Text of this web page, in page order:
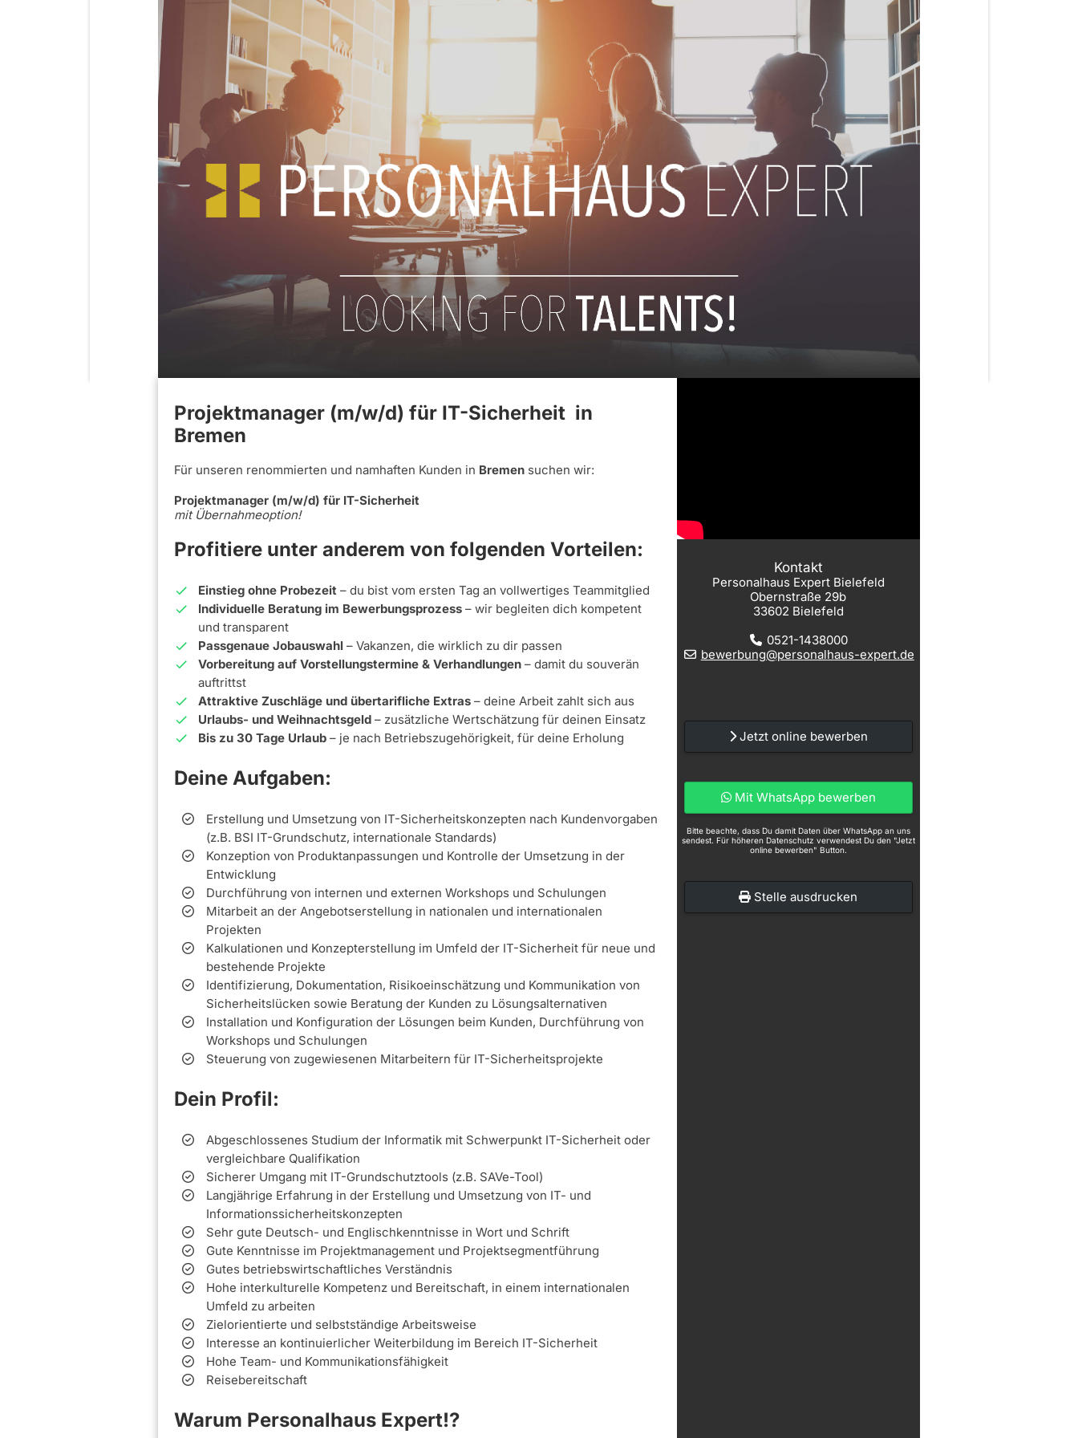
Projektmanager (m/w/d) für IT-Sicherheit in
Bremen
Für unseren renommierten und namhaften Kunden in Bremen suchen wir:
Projektmanager (m/w/d) für IT-Sicherheit
mit Übernahmeoption!
Profitiere unter anderem von folgenden Vorteilen:
Einstieg ohne Probezeit – du bist vom ersten Tag an vollwertiges Teammitglied
Individuelle Beratung im Bewerbungsprozess – wir begleiten dich kompetent
und transparent
Passgenaue Jobauswahl – Vakanzen, die wirklich zu dir passen
Vorbereitung auf Vorstellungstermine & Verhandlungen – damit du souverän
auftrittst
Attraktive Zuschläge und übertarifliche Extras – deine Arbeit zahlt sich aus
Urlaubs- und Weihnachtsgeld – zusätzliche Wertschätzung für deinen Einsatz
Bis zu 30 Tage Urlaub – je nach Betriebszugehörigkeit, für deine Erholung
Deine Aufgaben:
Erstellung und Umsetzung von IT-Sicherheitskonzepten nach Kundenvorgaben
(z.B. BSI IT-Grundschutz, internationale Standards)
Konzeption von Produktanpassungen und Kontrolle der Umsetzung in der
Entwicklung
Durchführung von internen und externen Workshops und Schulungen
Mitarbeit an der Angebotserstellung in nationalen und internationalen
Projekten
Kalkulationen und Konzepterstellung im Umfeld der IT-Sicherheit für neue und
bestehende Projekte
Identifizierung, Dokumentation, Risikoeinschätzung und Kommunikation von
Sicherheitslücken sowie Beratung der Kunden zu Lösungsalternativen
Installation und Konfiguration der Lösungen beim Kunden, Durchführung von
Workshops und Schulungen
Steuerung von zugewiesenen Mitarbeitern für IT-Sicherheitsprojekte
Dein Profil:
Abgeschlossenes Studium der Informatik mit Schwerpunkt IT-Sicherheit oder
vergleichbare Qualifikation
Sicherer Umgang mit IT-Grundschutztools (z.B. SAVe-Tool)
Langjährige Erfahrung in der Erstellung und Umsetzung von IT- und
Informationssicherheitskonzepten
Sehr gute Deutsch- und Englischkenntnisse in Wort und Schrift
Gute Kenntnisse im Projektmanagement und Projektsegmentführung
Gutes betriebswirtschaftliches Verständnis
Hohe interkulturelle Kompetenz und Bereitschaft, in einem internationalen
Umfeld zu arbeiten
Zielorientierte und selbstständige Arbeitsweise
Interesse an kontinuierlicher Weiterbildung im Bereich IT-Sicherheit
Hohe Team- und Kommunikationsfähigkeit
Reisebereitschaft
Warum Personalhaus Expert!?
Kontakt
Personalhaus Expert Bielefeld
Obernstraße 29b
33602 Bielefeld
0521-1438000
bewerbung@personalhaus-expert.de
Jetzt online bewerben
Mit WhatsApp bewerben
Bitte beachte, dass Du damit Daten über WhatsApp an uns
sendest. Für höheren Datenschutz verwendest Du den "Jetzt
online bewerben" Button.
Stelle ausdrucken